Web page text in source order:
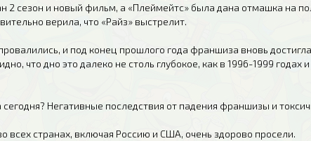
2 сезон и новый фильм, а «Плеймейтс» была дана отмашка на
верила, что «Райз» выстрелит.
и под конец прошлого года франшиза вновь
что дно это далеко не столь глубокое, как в 1996-1999 годах
Негативные последствия от падения франшизы и
всех странах, включая Россию и США, очень здорово просели.